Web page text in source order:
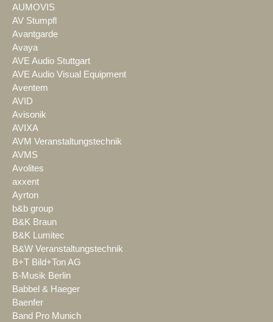
AUMOVIS
AV Stumpfl
Avantgarde
Avaya
AVE Audio Stuttgart
AVE Audio Visual Equipment
Aventem
AVID
Avisonik
AVIXA
AVM Veranstaltungstechnik
AVMS
Avolites
axxent
Ayrton
b&b group
B&K Braun
B&K Lumitec
B&W Veranstaltungstechnik
B+T Bild+Ton AG
B-Musik Berlin
Babbel & Haeger
Baenfer
Band Pro Munich